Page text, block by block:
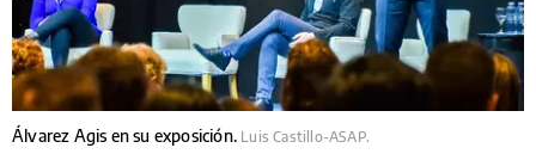
Álvarez Agis en su exposición. Luis Castillo-ASAP.